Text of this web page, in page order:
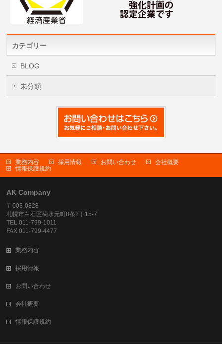
カテゴリー
BLOG
未分類
業務内容 採用情報 お問い合わせ
会社概要
情報保護規約
AK Company
〒003-0828
札幌市白石区菊水元町8条2丁15-7
TEL 011-799-1011
FAX 011-799-4477
業務内容
採用情報
お問い合わせ
会社概要
情報保護規約